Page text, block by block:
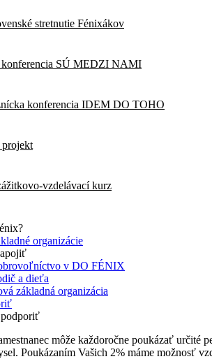
stretnutie Fénixákov
konferencia SÚ MEDZI NAMI
konferencia IDEM DO TOHO
vzdelávací kurz
organizácie
v DO FÉNIX
a dieťa
základná organizácia
môže každoročne poukázať určité
Poukázaním Vašich 2% máme možnosť